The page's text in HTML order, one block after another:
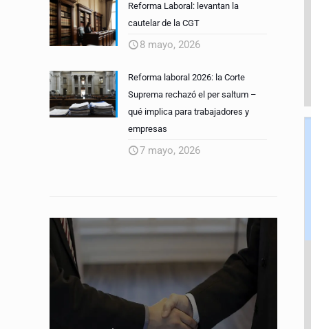
Reforma Laboral: levantan la
cautelar de la CGT
8 mayo, 2026
Reforma laboral 2026: la Corte
Suprema rechazó el per saltum –
qué implica para trabajadores y
empresas
7 mayo, 2026